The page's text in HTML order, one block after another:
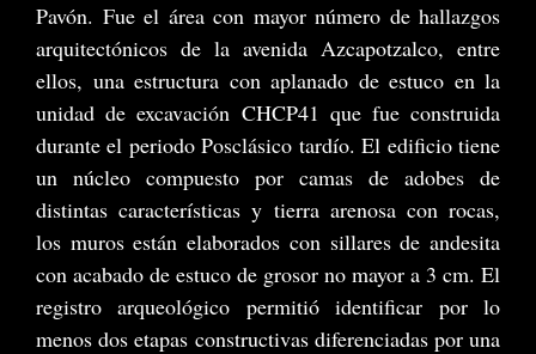
Pavón. Fue el área con mayor número de hallazgos
arquitectónicos de la avenida Azcapotzalco, entre
ellos, una estructura con aplanado de estuco en la
unidad de excavación CHCP41 que fue construida
durante el periodo Posclásico tardío. El edificio tiene
un núcleo compuesto por camas de adobes de
distintas características y tierra arenosa con rocas,
los muros están elaborados con sillares de andesita
con acabado de estuco de grosor no mayor a 3 cm. El
registro arqueológico permitió identificar por lo
menos dos etapas constructivas diferenciadas por una